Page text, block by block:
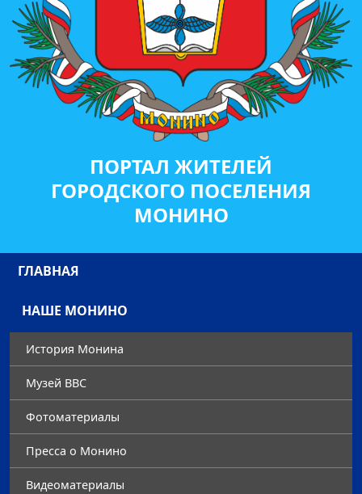
ПОРТАЛ ЖИТЕЛЕЙ
ГОРОДСКОГО ПОСЕЛЕНИЯ
МОНИНО
ГЛАВНАЯ
НАШЕ МОНИНО
История Монина
Музей ВВС
Фотоматериалы
Преccа о Монино
Видеоматериалы